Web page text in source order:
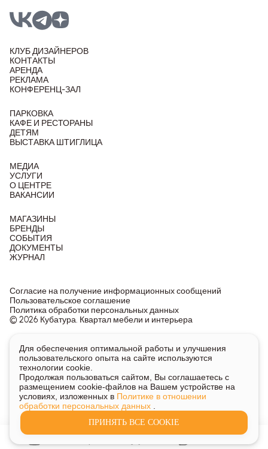
КЛУБ ДИЗАЙНЕРОВ
КОНТАКТЫ
АРЕНДА
РЕКЛАМА
КОНФЕРЕНЦ-ЗАЛ
ПАРКОВКА
КАФЕ И РЕСТОРАНЫ
ДЕТЯМ
ВЫСТАВКА ШТИГЛИЦА
МЕДИА
УСЛУГИ
О ЦЕНТРЕ
ВАКАНСИИ
МАГАЗИНЫ
БРЕНДЫ
СОБЫТИЯ
ДОКУМЕНТЫ
ЖУРНАЛ
© 2026 Кубатура. Квартал мебели и интерьера
Согласие на получение информационных сообщений
Пользовательское соглашение
Политика обработки персональных данных
Информация о товарах и ценах на сайте не является
публичной офертой, носит исключительно информационный
характер.
Для получения подробной информации о наличии и стоимости
указанных товаров и услуг напишите или позвоните нам.
Для обеспечения оптимальной работы и улучшения
пользовательского опыта на сайте используются
технологии cookie.
Продолжая пользоваться сайтом, Вы соглашаетесь с
размещением cookie-файлов на Вашем устройстве на
условиях, изложенных в Политике в отношении
обработки персональных данных
ПРИНЯТЬ ВСЕ COOKIE